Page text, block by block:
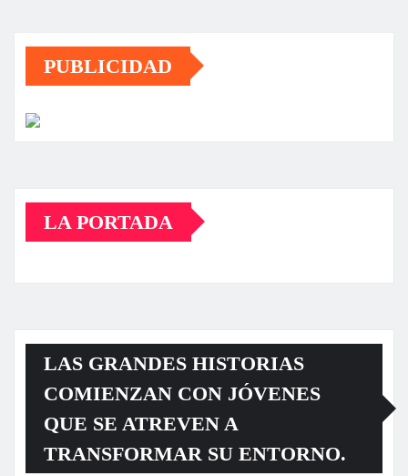
PUBLICIDAD
LA PORTADA
LAS GRANDES HISTORIAS
COMIENZAN CON JÓVENES
QUE SE ATREVEN A
TRANSFORMAR SU ENTORNO.